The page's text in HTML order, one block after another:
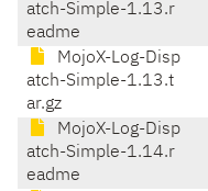
atch-Simple-1.13.r
eadme
MojoX-Log-Disp
atch-Simple-1.13.t
ar.gz
MojoX-Log-Disp
atch-Simple-1.14.r
eadme